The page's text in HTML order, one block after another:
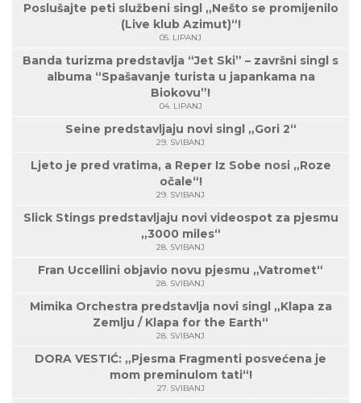
Poslušajte peti službeni singl „Nešto se promijenilo
(Live klub Azimut)“!
05. LIPANJ
Banda turizma predstavlja “Jet Ski” – završni singl s
albuma “Spašavanje turista u japankama na
Biokovu”!
04. LIPANJ
Seine predstavljaju novi singl „Gori 2“
29. SVIBANJ
Ljeto je pred vratima, a Reper Iz Sobe nosi „Roze
očale“!
29. SVIBANJ
Slick Stings predstavljaju novi videospot za pjesmu
„3000 miles“
28. SVIBANJ
Fran Uccellini objavio novu pjesmu „Vatromet“
28. SVIBANJ
Mimika Orchestra predstavlja novi singl „Klapa za
Zemlju / Klapa for the Earth“
28. SVIBANJ
DORA VESTIĆ: „Pjesma Fragmenti posvećena je
mom preminulom tati“!
27. SVIBANJ